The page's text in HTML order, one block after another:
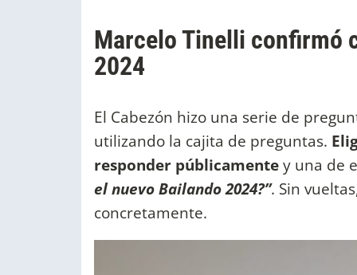
Marcelo Tinelli confirmó
2024
El Cabezón hizo una serie de
utilizando la cajita de preguntas.
responder públicamentey una de
el nuevo Bailando 2024?”. Sin
concretamente.